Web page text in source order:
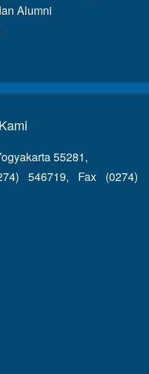
Alumni
55281,
546719, Fax (0274)